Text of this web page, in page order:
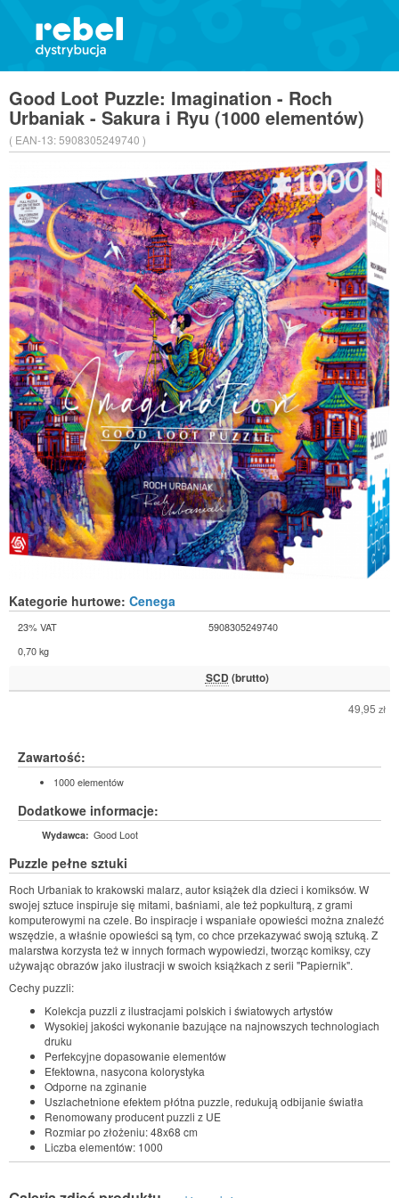
Good Loot Puzzle: Imagination - Roch
Urbaniak - Sakura i Ryu (1000 elementów)
( EAN-13:5908305249740 )
Kategorie hurtowe: Cenega
23% VAT
5908305249740
0,70 kg
SCD (brutto)
49,95 zł
Zawartość:
1000 elementów
Dodatkowe informacje:
Wydawca: Good Loot
Puzzle pełne sztuki
Roch Urbaniak to krakowski malarz, autor książek dla dzieci i komiksów. W
swojej sztuce inspiruje się mitami, baśniami, ale też popkulturą, z grami
komputerowymi na czele. Bo inspiracje i wspaniałe opowieści można znaleźć
wszędzie, a właśnie opowieści są tym, co chce przekazywać swoją sztuką. Z
malarstwa korzysta też w innych formach wypowiedzi, tworząc komiksy, czy
używając obrazów jako ilustracji w swoich książkach z serii "Papiernik".
Cechy puzzli:
Kolekcja puzzli z ilustracjami polskich i światowych artystów
Wysokiej jakości wykonanie bazujące na najnowszych technologiach
druku
Perfekcyjne dopasowanie elementów
Efektowna, nasycona kolorystyka
Odporne na zginanie
Uszlachetnione efektem płótna puzzle, redukują odbijanie światła
Renomowany producent puzzli z UE
Rozmiar po złożeniu: 48x68 cm
Liczba elementów: 1000